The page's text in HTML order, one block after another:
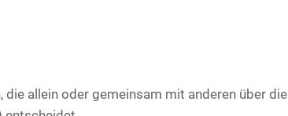
allein oder gemeinsam mit anderen über